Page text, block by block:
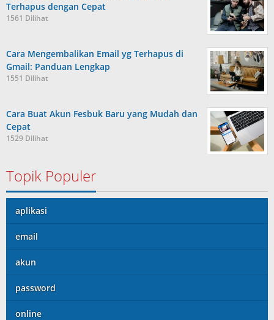
Terhapus dengan Cepat
1561 Dilihat
Cara Mengembalikan Email yg Terhapus di
Gmail: Panduan Lengkap
1551 Dilihat
Cara Buat Akun Fesbuk Baru yang Mudah dan
Cepat
1529 Dilihat
Topik Populer
aplikasi
email
akun
password
online